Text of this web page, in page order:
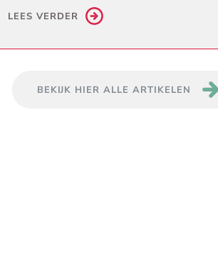
LEES VERDER
BEKIJK HIER ALLE ARTIKELEN